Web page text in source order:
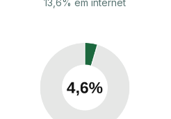
13,6% em internet